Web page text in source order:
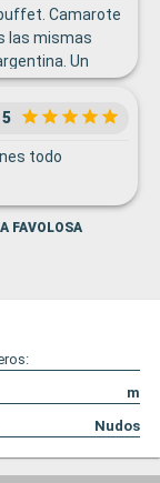
Camarote
las mismas
Un
el personal.
5
todo
FAVOLOSA
m
Nudos